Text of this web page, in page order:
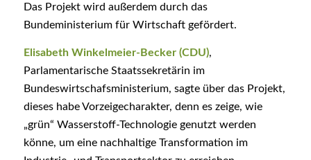
Das Projekt wird außerdem durch das
Bundeministerium für Wirtschaft gefördert.
Elisabeth Winkelmeier-Becker (CDU),
Parlamentarische Staatssekretärin im
Bundeswirtschafsministerium, sagte über das Projekt,
dieses habe Vorzeigecharakter, denn es zeige, wie
„grün“ Wasserstoff-Technologie genutzt werden
könne, um eine nachhaltige Transformation im